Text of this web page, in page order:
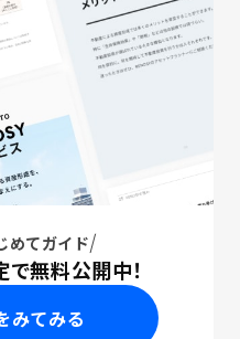
めてガイド
無料公開中！
みてみる